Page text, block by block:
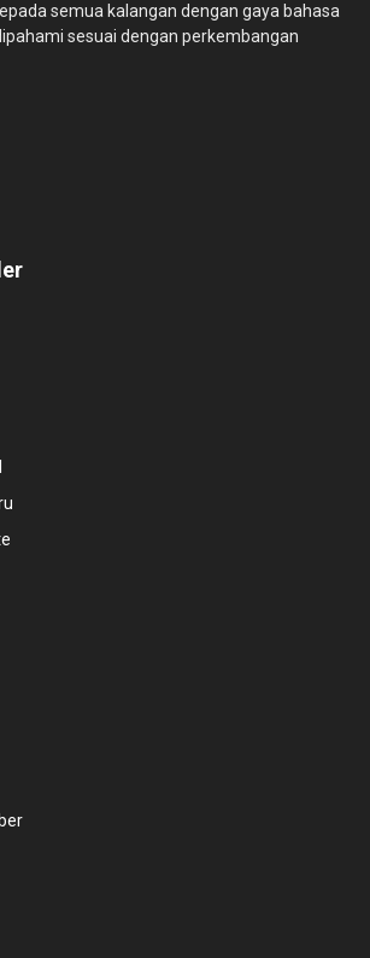
semua kalangan dengan gaya bahasa
sesuai dengan perkembangan